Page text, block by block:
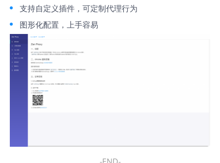
支持自定义插件，可定制代理行为
图形化配置，上手容易